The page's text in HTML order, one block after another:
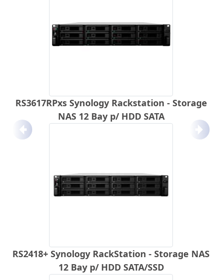
RS3617RPxs Synology Rackstation - Storage
NAS 12 Bay p/ HDD SATA
RS2418+ Synology RackStation - Storage NAS
12 Bay p/ HDD SATA/SSD
Anterior